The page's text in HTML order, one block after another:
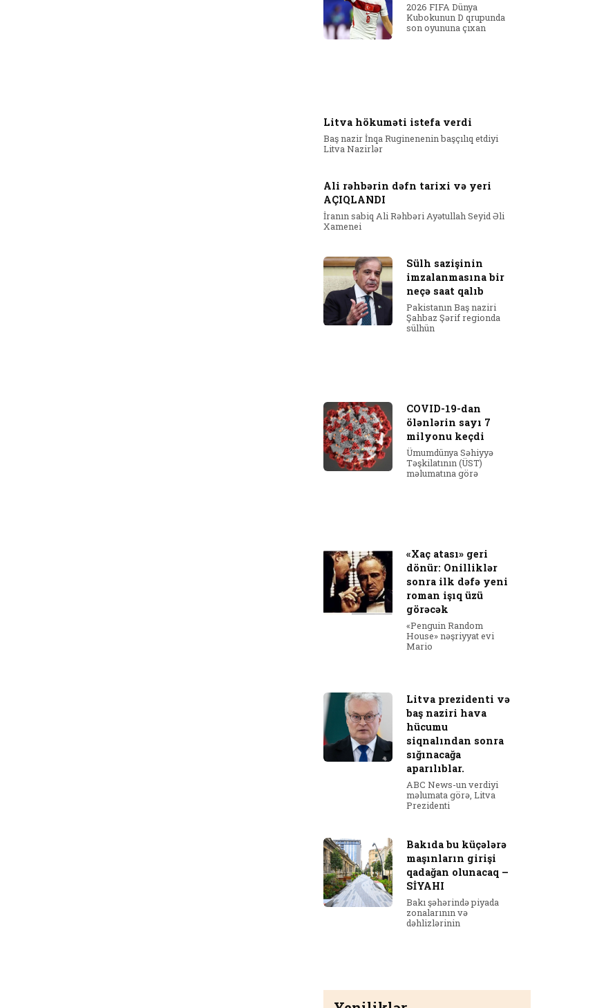
2026 FIFA Dünya
Kubokunun D qrupunda
son oyununa çıxan
Litva hökuməti istefa verdi
Baş nazir İnqa Ruginenenin başçılıq etdiyi
Litva Nazirlər
Ali rəhbərin dəfn tarixi və yeri
AÇIQLANDI
İranın sabiq Ali Rəhbəri Ayətullah Seyid Əli
Xamenei
Sülh sazişinin
imzalanmasına bir
neçə saat qalıb
Pakistanın Baş naziri
Şahbaz Şərif regionda
sülhün
COVID-19-dan
ölənlərin sayı 7
milyonu keçdi
Ümumdünya Səhiyyə
Təşkilatının (ÜST)
məlumatına görə
«Xaç atası» geri
dönür: Onilliklər
sonra ilk dəfə yeni
roman işıq üzü
görəcək
«Penguin Random
House» nəşriyyat evi
Mario
Litva prezidenti və
baş naziri hava
hücumu
siqnalından sonra
sığınacağa
aparılıblar.
ABC News-un verdiyi
məlumata görə, Litva
Prezidenti
Bakıda bu küçələrə
maşınların girişi
qadağan olunacaq –
SİYAHI
Bakı şəhərində piyada
zonalarının və
dəhlizlərinin